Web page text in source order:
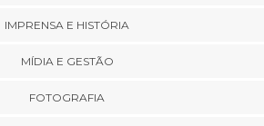
IMPRENSA E HISTÓRIA
MÍDIA E GESTÃO
FOTOGRAFIA